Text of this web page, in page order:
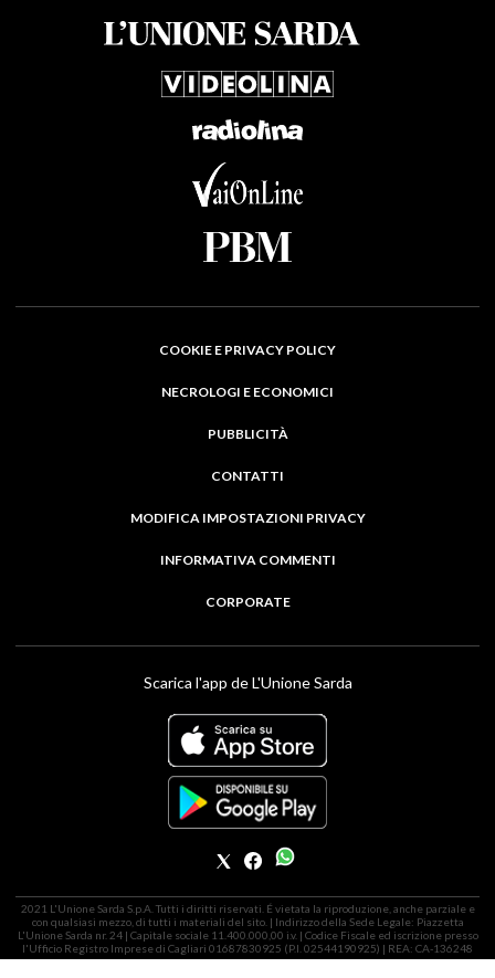
COOKIE E PRIVACY POLICY
NECROLOGI E ECONOMICI
PUBBLICITÀ
CONTATTI
MODIFICA IMPOSTAZIONI PRIVACY
INFORMATIVA COMMENTI
CORPORATE
Scarica l'app de L'Unione Sarda
2021 L'Unione Sarda S.p.A. Tutti i diritti riservati. É vietata la riproduzione, anche parziale e
con qualsiasi mezzo, di tutti i materiali del sito. | Indirizzo della Sede Legale: Piazzetta
L'Unione Sarda nr. 24 | Capitale sociale 11.400.000,00 i.v. | Codice Fiscale ed iscrizione presso
l'Ufficio Registro Imprese di Cagliari 01687830925 (P.I. 02544190925) | REA: CA-136248